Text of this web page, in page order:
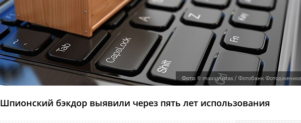
Фото: © maxxyustas / Фотобанк
Шпионский бэкдор выявили через пять лет использования